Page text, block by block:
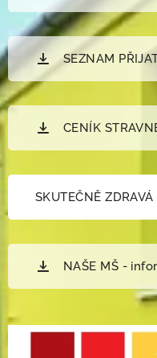
SEZNAM
CENÍK
SKUTEČNĚ ZDRAVÁ
NAŠE MŠ -